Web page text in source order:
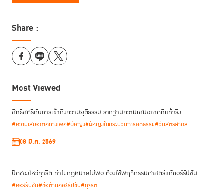
การประชุมเริ่มต้นขึ้นด้วยการนำเสนอของ
ป้องกันอาชญากรรมและกระบวนการยุติธรรม (UNODC)
การยอมรับและนำมาตรการที่มิใช่การคุมขัง ตลอดจนมาตรการที่มิใช่การคุมขัง
ที่คำนึงถึงเพศภาวะไปสู่การปฏิบัติ นอกจากนี้ เขายังได้เน้นย้ำถึงแนวปฏิบัติที่ดี
จากประเทศต่างๆ ที่แสดงถึงประสิทธิภาพของมาตรการดังกล่าว
Share :
Most Viewed
สิทธิสตรีกับการเข้าถึงความยุติธรรม รากฐานความเสมอภาคที่แท้จริง
#ความเสมอภาคทางเพศ#ผู้หญิง#ผู้หญิงในกระบวนการยุติธรรม#วันสตรีสากล
08 มี.ค. 2569
ปิดช่องโหว่ทุจริต ทำไมกฎหมายไม่พอ ต้องใช้พฤติกรรมศาสตร์แก้คอร์รัปชัน
#คอร์รัปชัน#ต่อต้านคอร์รัปชัน#ทุจริต